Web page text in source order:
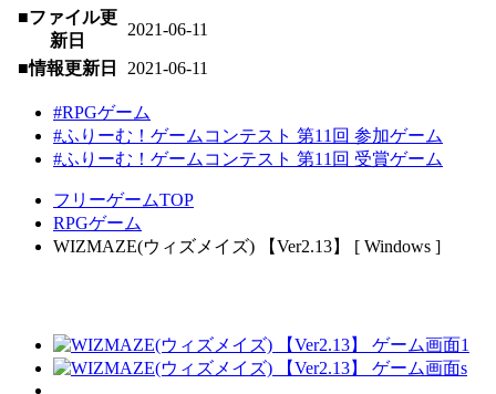
■ファイル更
新日
2021-06-11
■情報更新日 2021-06-11
#RPGゲーム
#ふりーむ！ゲームコンテスト 第11回 参加ゲーム
#ふりーむ！ゲームコンテスト 第11回 受賞ゲーム
フリーゲームTOP
RPGゲーム
WIZMAZE(ウィズメイズ) 【Ver2.13】 [ Windows ]